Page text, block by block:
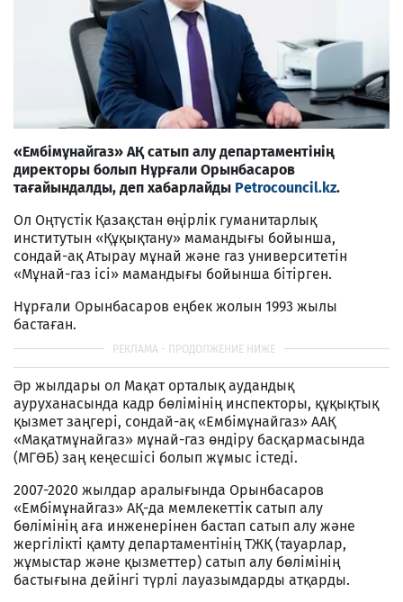
«Ембімұнайгаз» АҚ сатып алу департаментінің
директоры болып Нұрғали Орынбасаров
тағайындалды, деп хабарлайды Petrocouncil.kz.
Ол Оңтүстік Қазақстан өңірлік гуманитарлық
институтын «Құқықтану» мамандығы бойынша,
сондай-ақ Атырау мұнай және газ университетін
«Мұнай-газ ісі» мамандығы бойынша бітірген.
Нұрғали Орынбасаров еңбек жолын 1993 жылы
бастаған.
Әр жылдары ол Мақат орталық аудандық
ауруханасында кадр бөлімінің инспекторы, құқықтық
қызмет заңгері, сондай-ақ «Ембімұнайгаз» ААҚ
«Мақатмұнайгаз» мұнай-газ өндіру басқармасында
(МГӨБ) заң кеңесшісі болып жұмыс істеді.
2007-2020 жылдар аралығында Орынбасаров
«Ембімұнайгаз» АҚ-да мемлекеттік сатып алу
бөлімінің аға инженерінен бастап сатып алу және
жергілікті қамту департаментінің ТЖҚ (тауарлар,
жұмыстар және қызметтер) сатып алу бөлімінің
бастығына дейінгі түрлі лауазымдарды атқарды.